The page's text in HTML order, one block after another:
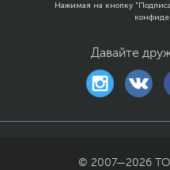
Нажимая на кнопку
Давайте
© 2007—2026